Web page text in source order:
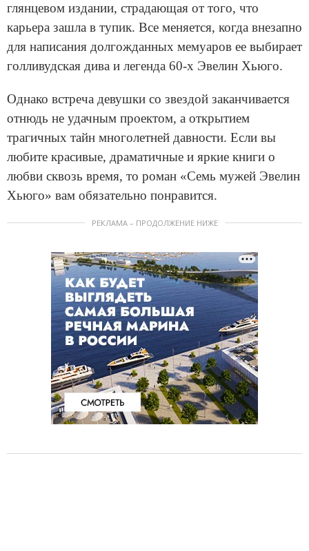
глянцевом издании, страдающая от того, что
карьера зашла в тупик. Все меняется, когда внезапно
для написания долгожданных мемуаров ее выбирает
голливудская дива и легенда 60-х Эвелин Хьюго.
Однако встреча девушки со звездой заканчивается
отнюдь не удачным проектом, а открытием
трагичных тайн многолетней давности. Если вы
любите красивые, драматичные и яркие книги о
любви сквозь время, то роман «Семь мужей Эвелин
Хьюго» вам обязательно понравится.
РЕКЛАМА – ПРОДОЛЖЕНИЕ НИЖЕ